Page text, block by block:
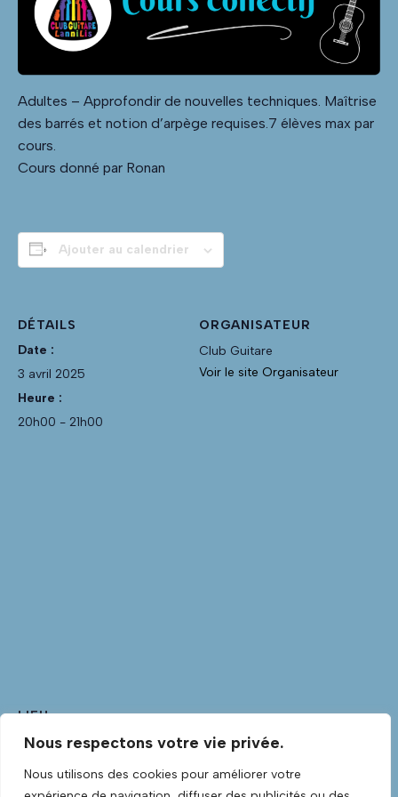
Nous respectons votre vie privée.
Nous utilisons des cookies pour améliorer votre
Adultes – Approfondir de nouvelles techniques. Maîtrise
des barrés et notion d’arpège requises.7 élèves max par
cours.
Cours donné par Ronan
Ajouter au calendrier
DÉTAILS
Date :
3 avril 2025
Heure :
20h00 - 21h00
ORGANISATEUR
Club Guitare
Voir le site Organisateur
LIEU
Club Guitare